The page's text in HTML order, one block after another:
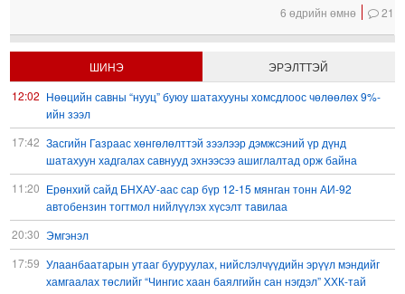
6 өдрийн өмнө 21
ШИНЭ
ЭРЭЛТТЭЙ
12:02 Нөөцийн савны “нууц” буюу шатахууны хомсдлоос чөлөөлөх 9%-
ийн зээл
17:42 Засгийн Газраас хөнгөлөлттэй зээлээр дэмжсэний үр дүнд
шатахуун хадгалах савнууд эхнээсээ ашиглалтад орж байна
11:20 Ерөнхий сайд БНХАУ-аас сар бүр 12-15 мянган тонн АИ-92
автобензин тогтмол нийлүүлэх хүсэлт тавилаа
20:30 Эмгэнэл
17:59 Улаанбаатарын утааг бууруулах, нийслэлчүүдийн эрүүл мэндийг
хамгаалах төслийг “Чингис хаан баялгийн сан нэгдэл” ХХК-тай